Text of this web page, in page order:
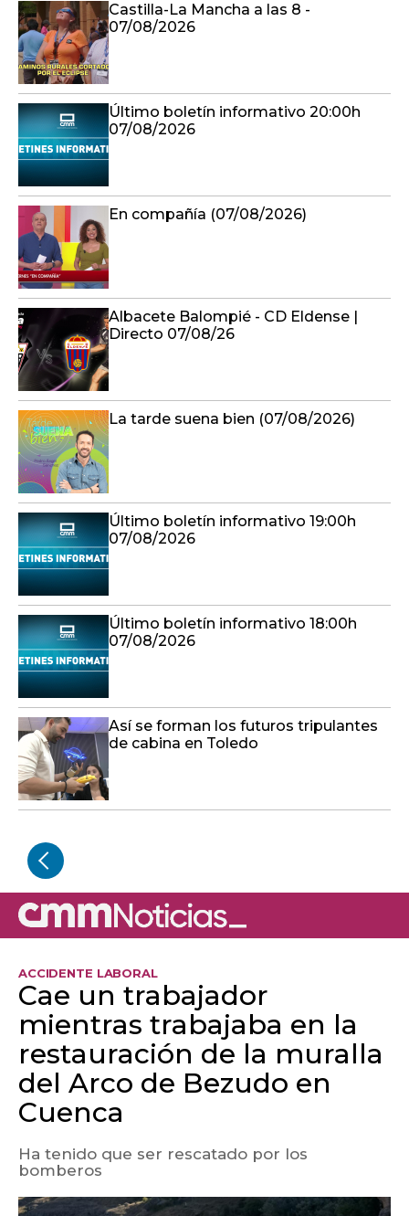
Castilla-La Mancha a las 8 -
07/08/2026
Último boletín informativo 20:00h
07/08/2026
En compañía (07/08/2026)
Albacete Balompié - CD Eldense |
Directo 07/08/26
La tarde suena bien (07/08/2026)
Último boletín informativo 19:00h
07/08/2026
Último boletín informativo 18:00h
07/08/2026
Así se forman los futuros tripulantes
de cabina en Toledo
ACCIDENTE LABORAL
Cae un trabajador
mientras trabajaba en la
restauración de la muralla
del Arco de Bezudo en
Cuenca
Ha tenido que ser rescatado por los
bomberos